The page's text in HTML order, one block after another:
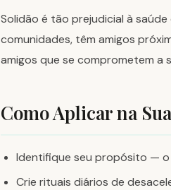
Solidão é tão prejudicial à
comunidades, têm amigos
amigos que se comprometem a
Como Aplicar na
Identifique seu propósito — o
Crie rituais diários de